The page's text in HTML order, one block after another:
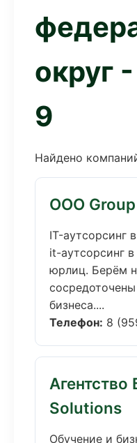
округ
9
Найдено
ООО
IT-аутсорсинг
it-аутсорсинг
юрлиц. Берём
бизнеса....
Телефон: 8
Агентство
Solutions
Обучение и